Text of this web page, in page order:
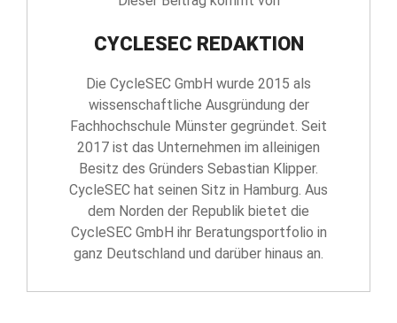
CYCLESEC REDAKTION
Die CycleSEC GmbH wurde 2015 als
wissenschaftliche Ausgründung der
Fachhochschule Münster gegründet. Seit
2017 ist das Unternehmen im alleinigen
Besitz des Gründers Sebastian Klipper.
CycleSEC hat seinen Sitz in Hamburg. Aus
dem Norden der Republik bietet die
CycleSEC GmbH ihr Beratungsportfolio in
ganz Deutschland und darüber hinaus an.